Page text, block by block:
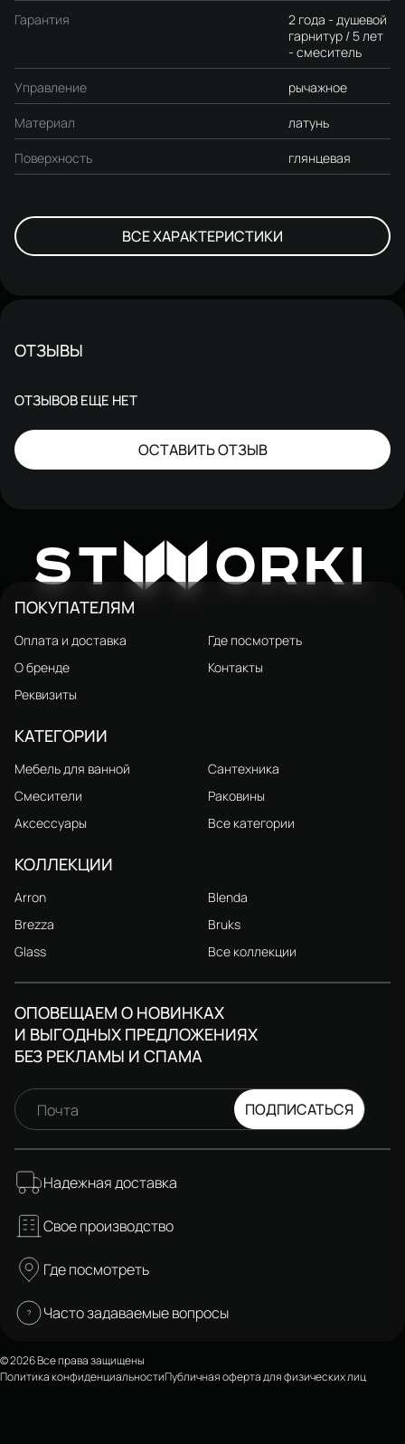
Гарантия
2 года - душевой
гарнитур / 5 лет
- смеситель
Управление рычажное
Материал латунь
Поверхность глянцевая
ВСЕ ХАРАКТЕРИСТИКИ
ОТЗЫВЫ
ОТЗЫВОВ ЕЩЕ НЕТ
ОСТАВИТЬ ОТЗЫВ
STW ORKI
ПОКУПАТЕЛЯМ
Оплата и доставка
Где посмотреть
О бренде
Контакты
Реквизиты
КАТЕГОРИИ
Мебель для ванной
Сантехника
Смесители
Раковины
Аксессуары
Все категории
КОЛЛЕКЦИИ
Arron
Blenda
Brezza
Bruks
Glass
Все коллекции
ОПОВЕЩАЕМ О НОВИНКАХ
И ВЫГОДНЫХ ПРЕДЛОЖЕНИЯХ
БЕЗ РЕКЛАМЫ И СПАМА
Почта ПОДПИСАТЬСЯ
Надежная доставка
Свое производство
Где посмотреть
Часто задаваемые вопросы
© 2026 Все права защищены
Политика конфиденциальностиПубличная оферта для физических лиц